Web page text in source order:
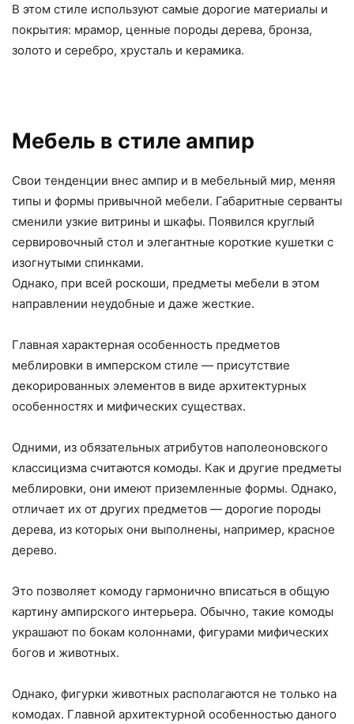
В этом стиле используют самые дорогие материалы и
покрытия: мрамор, ценные породы дерева, бронза,
золото и серебро, хрусталь и керамика.
Мебель в стиле ампир
Свои тенденции внес ампир и в мебельный мир, меняя
типы и формы привычной мебели. Габаритные серванты
сменили узкие витрины и шкафы. Появился круглый
сервировочный стол и элегантные короткие кушетки с
изогнутыми спинками.
Однако, при всей роскоши, предметы мебели в этом
направлении неудобные и даже жесткие.
Главная характерная особенность предметов
меблировки в имперском стиле — присутствие
декорированных элементов в виде архитектурных
особенностях и мифических существах.
Одними, из обязательных атрибутов наполеоновского
классицизма считаются комоды. Как и другие предметы
меблировки, они имеют приземленные формы. Однако,
отличает их от других предметов — дорогие породы
дерева, из которых они выполнены, например, красное
дерево.
Это позволяет комоду гармонично вписаться в общую
картину ампирского интерьера. Обычно, такие комоды
украшают по бокам колоннами, фигурами мифических
богов и животных.
Однако, фигурки животных располагаются не только на
комодах. Главной архитектурной особенностью даного